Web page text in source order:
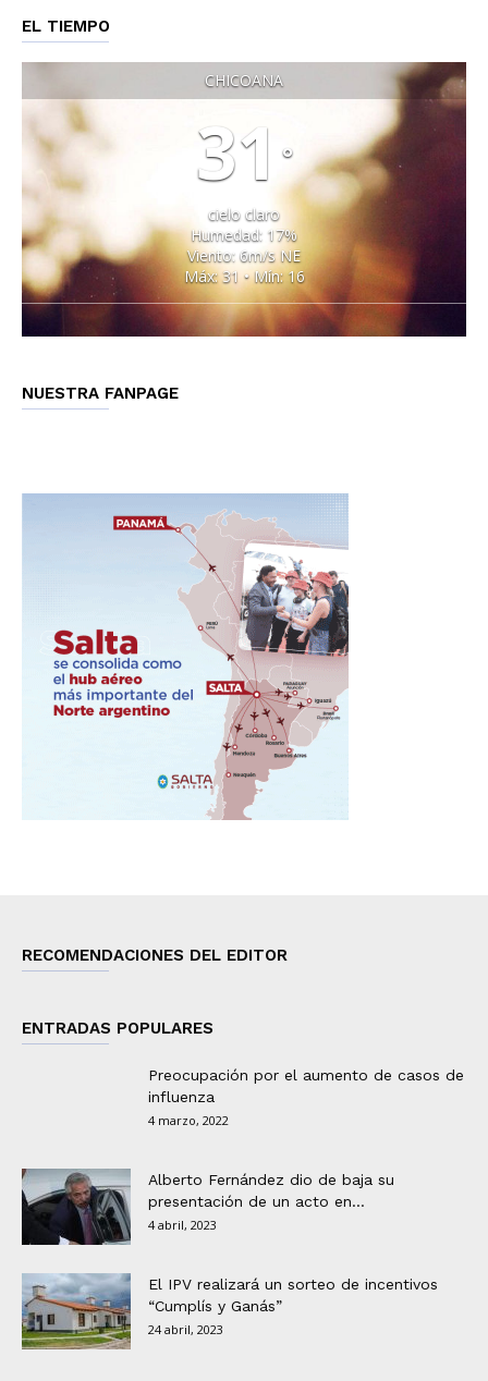
EL TIEMPO
CHICOANA
31 °
cielo claro
Humedad: 17%
Viento: 6m/s NE
Máx: 31 • Mín: 16
NUESTRA FANPAGE
RECOMENDACIONES DEL EDITOR
ENTRADAS POPULARES
Preocupación por el aumento de casos de
influenza
4 marzo, 2022
Alberto Fernández dio de baja su
presentación de un acto en...
4 abril, 2023
El IPV realizará un sorteo de incentivos
“Cumplís y Ganás”
24 abril, 2023